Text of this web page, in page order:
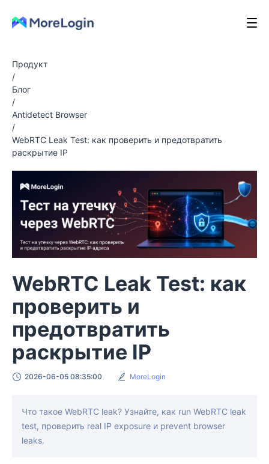
Продукт
/
Блог
/
Antidetect Browser
/
WebRTC Leak Test: как проверить и предотвратить
раскрытие IP
WebRTC Leak Test: как
проверить и
предотвратить
раскрытие IP
2026-06-05 08:35:00 MoreLogin
Что такое WebRTC leak? Узнайте, как run WebRTC leak
test, проверить real IP exposure и prevent browser
leaks.